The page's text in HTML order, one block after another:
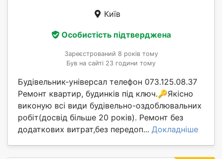
Київ
Особистість підтверджена
Зареєстрований 8 років тому
Був на сайті 23 години тому
Будівельник-універсал телефон 073.125.08.37
Ремонт квартир, будинків під ключ.🔑Якісно
виконую всі види будівельно-оздоблювальних
робіт(досвід більше 20 років). Ремонт без
додаткових витрат,без передоп... Докладніше